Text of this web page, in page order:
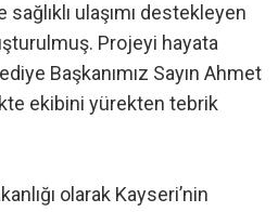
ulaşımı destekleyen
Projeyi hayata
Başkanımız Sayın Ahmet
ekibini yürekten tebrik
olarak Kayseri’nin